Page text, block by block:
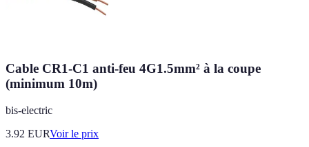
Cable CR1-C1 anti-feu 4G1.5mm² à la coupe
(minimum 10m)
bis-electric
3.92 EURVoir le prix